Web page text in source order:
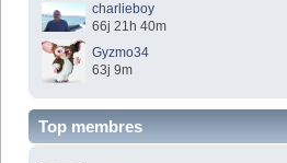
charlieboy
66j 21h 40m
Gyzmo34
63j 9m
Top membres